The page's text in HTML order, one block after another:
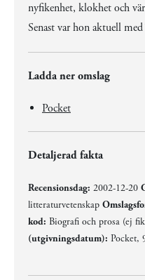
nyfikenhet, klokhet och
Senast var hon aktuell
Ladda ner omslag
Pocket
Detaljerad fakta
Recensionsdag: 2002-12-20
litteraturvetenskap
kod: Biografi och prosa (ej
(utgivningsdatum): Pocket,